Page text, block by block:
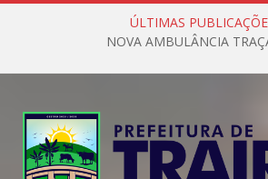
ÚLTIMAS
NOVA AMBULÂNCIA